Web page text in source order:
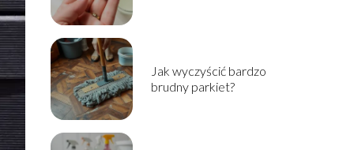
Jak wyczyścić bardzo
brudny parkiet?